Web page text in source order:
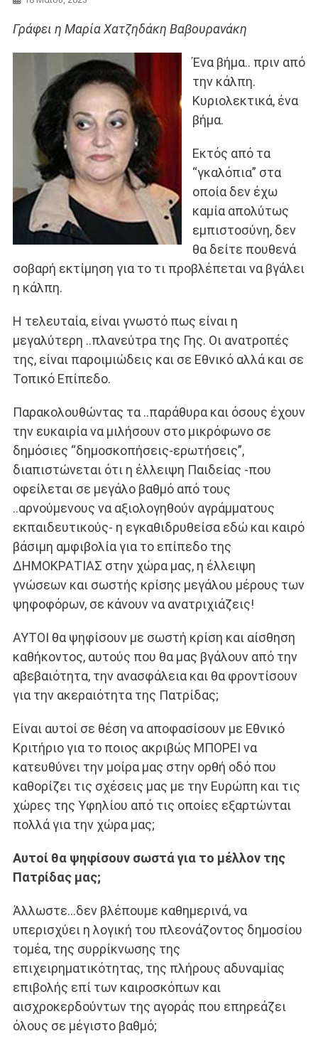
Γράφει η Μαρία Χατζηδάκη Βαβουρανάκη
Ένα βήμα.. πριν από
την κάλπη.
Κυριολεκτικά, ένα
βήμα.
Εκτός από τα
“γκαλόπια” στα
οποία δεν έχω
καμία απολύτως
εμπιστοσύνη, δεν
θα δείτε πουθενά
σοβαρή εκτίμηση για το τι προβλέπεται να βγάλει
η κάλπη.
Η τελευταία, είναι γνωστό πως είναι η
μεγαλύτερη ..πλανεύτρα της Γης. Οι ανατροπές
της, είναι παροιμιώδεις και σε Εθνικό αλλά και σε
Τοπικό Επίπεδο.
Παρακολουθώντας τα ..παράθυρα και όσους έχουν
την ευκαιρία να μιλήσουν στο μικρόφωνο σε
δημόσιες “δημοσκοπήσεις-ερωτήσεις”,
διαπιστώνεται ότι η έλλειψη Παιδείας -που
οφείλεται σε μεγάλο βαθμό από τους
..αρνούμενους να αξιολογηθούν αγράμματους
εκπαιδευτικούς- η εγκαθιδρυθείσα εδώ και καιρό
βάσιμη αμφιβολία για το επίπεδο της
ΔΗΜΟΚΡΑΤΙΑΣ στην χώρα μας, η έλλειψη
γνώσεων και σωστής κρίσης μεγάλου μέρους των
ψηφοφόρων, σε κάνουν να ανατριχιάζεις!
ΑΥΤΟΙ θα ψηφίσουν με σωστή κρίση και αίσθηση
καθήκοντος, αυτούς που θα μας βγάλουν από την
αβεβαιότητα, την ανασφάλεια και θα φροντίσουν
για την ακεραιότητα της Πατρίδας;
Είναι αυτοί σε θέση να αποφασίσουν με Εθνικό
Κριτήριο για το ποιος ακριβώς ΜΠΟΡΕΙ να
κατευθύνει την μοίρα μας στην ορθή οδό που
καθορίζει τις σχέσεις μας με την Ευρώπη και τις
χώρες της Υφηλίου από τις οποίες εξαρτώνται
πολλά για την χώρα μας;
Αυτοί θα ψηφίσουν σωστά για το μέλλον της
Πατρίδας μας;
Άλλωστε…δεν βλέπουμε καθημερινά, να
υπερισχύει η λογική του πλεονάζοντος δημοσίου
τομέα, της συρρίκνωσης της
επιχειρηματικότητας, της πλήρους αδυναμίας
επιβολής επί των καιροσκόπων και
αισχροκερδούντων της αγοράς που επηρεάζει
όλους σε μέγιστο βαθμό;